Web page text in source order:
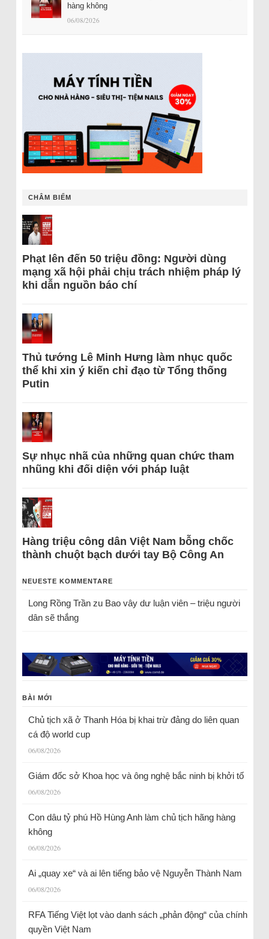
hàng không
06/08/2026
CHÂM BIẾM
Phạt lên đến 50 triệu đồng: Người dùng
mạng xã hội phải chịu trách nhiệm pháp lý
khi dẫn nguồn báo chí
Thủ tướng Lê Minh Hưng làm nhục quốc
thể khi xin ý kiến chỉ đạo từ Tổng thống
Putin
Sự nhục nhã của những quan chức tham
nhũng khi đối diện với pháp luật
Hàng triệu công dân Việt Nam bỗng chốc
thành chuột bạch dưới tay Bộ Công An
NEUESTE KOMMENTARE
Long Rồng Trầnzu Bao vây dư luận viên – triệu người
dân sẽ thắng
BÀI MỚI
Chủ tịch xã ở Thanh Hóa bị khai trừ đảng do liên quan
cá độ world cup
06/08/2026
Giám đốc sở Khoa học và ông nghệ bắc ninh bị khởi tố
06/08/2026
Con dâu tỷ phú Hồ Hùng Anh làm chủ tịch hãng hàng
không
06/08/2026
Ai „quay xe“ và ai lên tiếng bảo vệ Nguyễn Thành Nam
06/08/2026
RFA Tiếng Việt lọt vào danh sách „phản động“ của chính
quyền Việt Nam